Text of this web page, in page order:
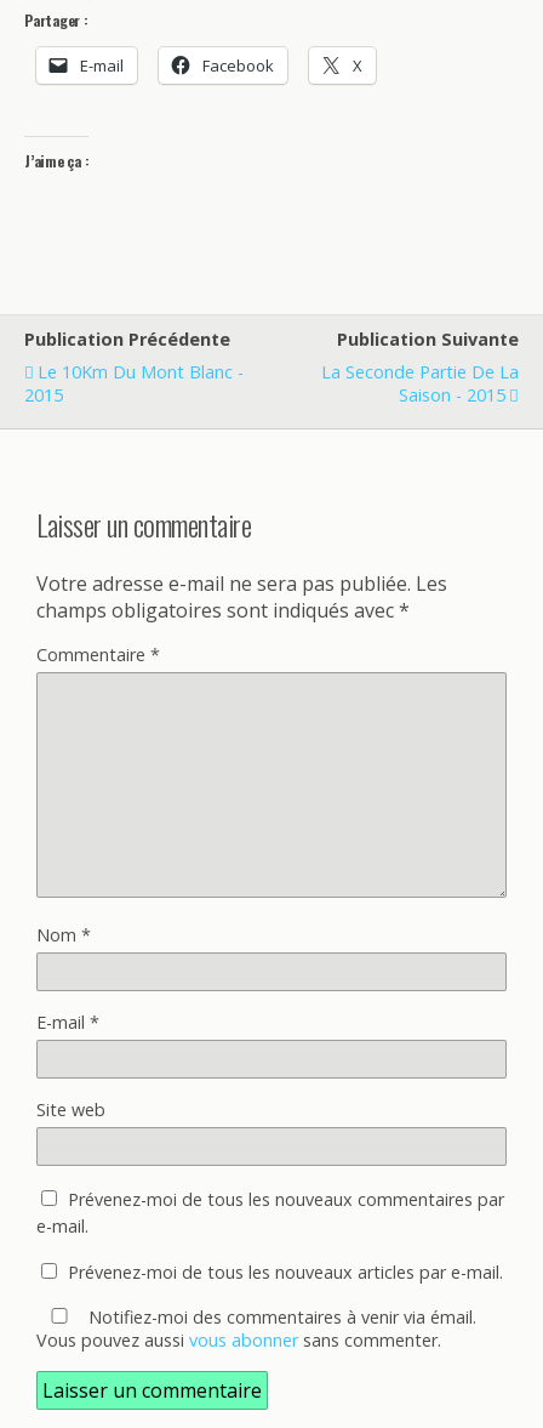
Partager :
E-mail Facebook X
J’aime ça :
Publication Précédente
Le 10Km Du Mont Blanc -
2015
Publication Suivante
La Seconde Partie De La
Saison - 2015
Laisser un commentaire
Votre adresse e-mail ne sera pas publiée. Les
champs obligatoires sont indiqués avec*
Commentaire *
Nom *
E-mail *
Site web
Prévenez-moi de tous les nouveaux commentaires par
e-mail.
Prévenez-moi de tous les nouveaux articles par e-mail.
Notifiez-moi des commentaires à venir via émail.
Vous pouvez aussi vous abonnersans commenter.